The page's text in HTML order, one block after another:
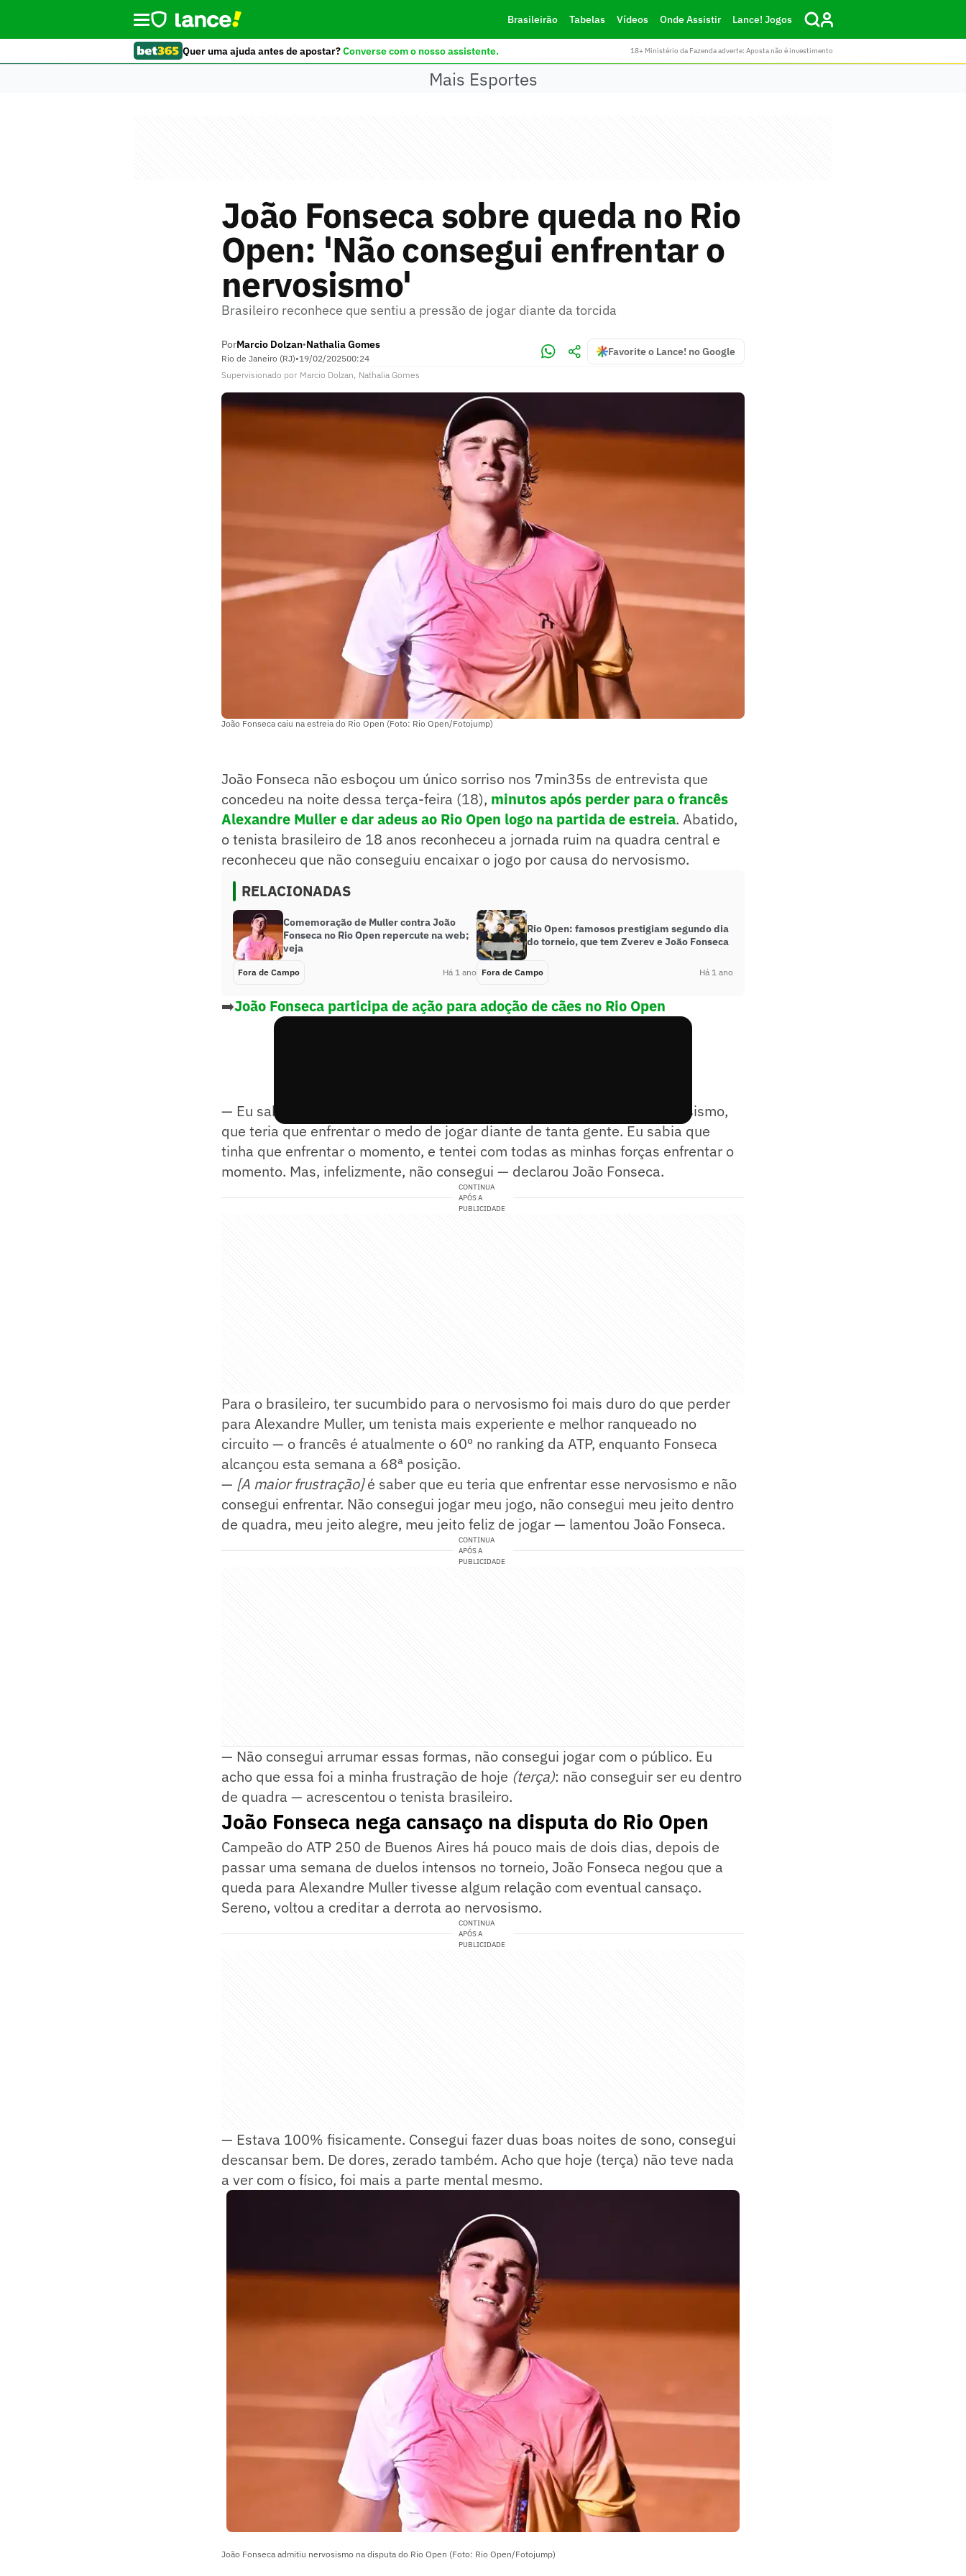
Brasileirão Tabelas Vídeos Onde Assistir Lance! Jogos
Quer uma ajuda antes de apostar?Converse com o nosso assistente. 18+ Ministério da Fazenda adverte: Aposta não é investimento
Mais Esportes
João Fonseca sobre queda no Rio
Open: 'Não consegui enfrentar o
nervosismo'
Brasileiro reconhece que sentiu a pressão de jogar diante da torcida
PorMarcio Dolzan•Nathalia Gomes
Rio de Janeiro (RJ)•19/02/202500:24
Favorite o Lance! no Google
Supervisionado por Marcio Dolzan, Nathalia Gomes
João Fonseca caiu na estreia do Rio Open (Foto: Rio Open/Fotojump)
João Fonseca não esboçou um único sorriso nos 7min35s de entrevista que
concedeu na noite dessa terça-feira (18), minutos após perder para o francês
Alexandre Muller e dar adeus ao Rio Open logo na partida de estreia. Abatido,
o tenista brasileiro de 18 anos reconheceu a jornada ruim na quadra central e
reconheceu que não conseguiu encaixar o jogo por causa do nervosismo.
RELACIONADAS
Comemoração de Muller contra João
Fonseca no Rio Open repercute na web;
veja
Fora de Campo Há 1 ano
Rio Open: famosos prestigiam segundo dia
do torneio, que tem Zverev e João Fonseca
Fora de Campo Há 1 ano
➡️João Fonseca participa de ação para adoção de cães no Rio Open
— Eu sabia que o nervosismo ia bater, que eu teria que enfrentar o nervosismo,
que teria que enfrentar o medo de jogar diante de tanta gente. Eu sabia que
tinha que enfrentar o momento, e tentei com todas as minhas forças enfrentar o
momento. Mas, infelizmente, não consegui — declarou João Fonseca.
CONTINUA
APÓS A
PUBLICIDADE
Para o brasileiro, ter sucumbido para o nervosismo foi mais duro do que perder
para Alexandre Muller, um tenista mais experiente e melhor ranqueado no
circuito — o francês é atualmente o 60º no ranking da ATP, enquanto Fonseca
alcançou esta semana a 68ª posição.
— [A maior frustração]é saber que eu teria que enfrentar esse nervosismo e não
consegui enfrentar. Não consegui jogar meu jogo, não consegui meu jeito dentro
de quadra, meu jeito alegre, meu jeito feliz de jogar — lamentou João Fonseca.
CONTINUA
APÓS A
PUBLICIDADE
— Não consegui arrumar essas formas, não consegui jogar com o público. Eu
acho que essa foi a minha frustração de hoje (terça): não conseguir ser eu dentro
de quadra — acrescentou o tenista brasileiro.
João Fonseca nega cansaço na disputa do Rio Open
Campeão do ATP 250 de Buenos Aires há pouco mais de dois dias, depois de
passar uma semana de duelos intensos no torneio, João Fonseca negou que a
queda para Alexandre Muller tivesse algum relação com eventual cansaço.
Sereno, voltou a creditar a derrota ao nervosismo.
CONTINUA
APÓS A
PUBLICIDADE
— Estava 100% fisicamente. Consegui fazer duas boas noites de sono, consegui
descansar bem. De dores, zerado também. Acho que hoje (terça) não teve nada
a ver com o físico, foi mais a parte mental mesmo.
João Fonseca admitiu nervosismo na disputa do Rio Open (Foto: Rio Open/Fotojump)